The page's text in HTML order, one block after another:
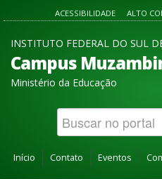
ACESSIBILIDADE ALTO
INSTITUTO FEDERAL DO SUL
Campus
Ministério da Educação
Início Contato Eventos